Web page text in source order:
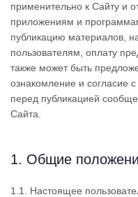
применительно к Сайту и
приложениям и
публикацию материалов,
пользователям, оплату
также может быть
ознакомление и согласие
перед публикацией
Сайта.
1. Общие
1.1. Настоящее